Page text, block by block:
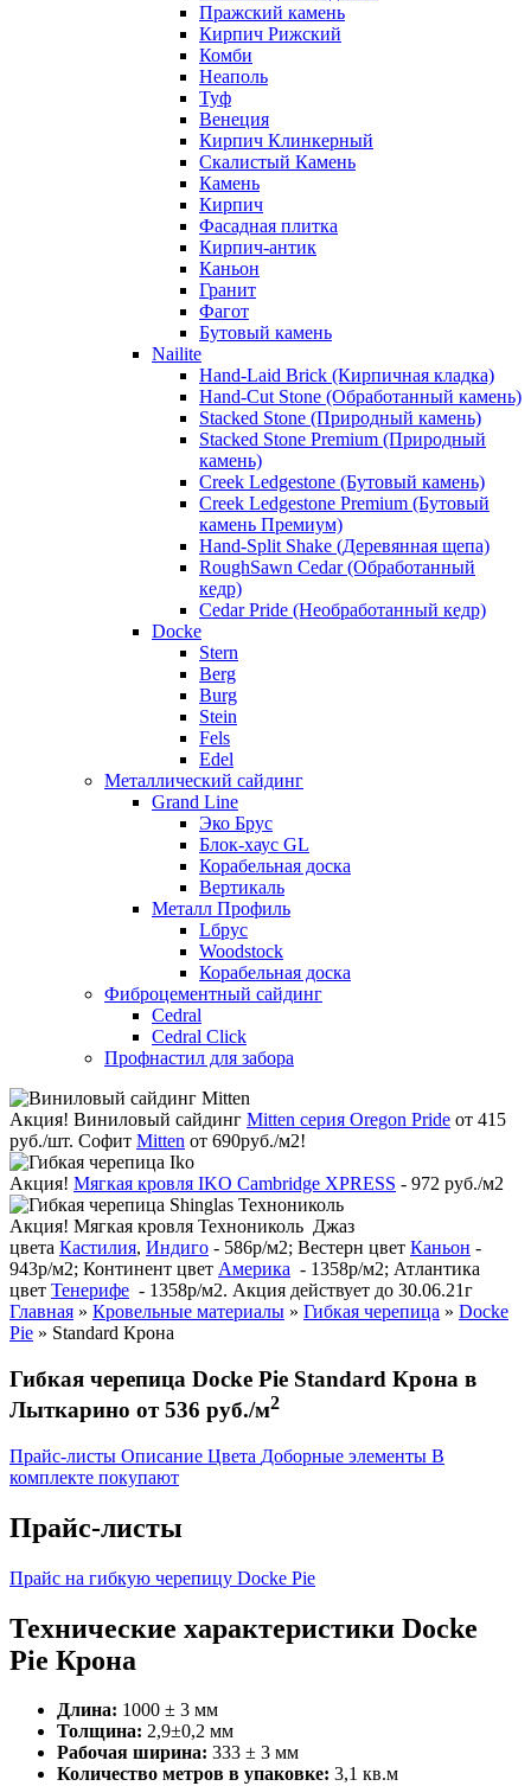
Пражский камень
Кирпич Рижский
Комби
Неаполь
Туф
Венеция
Кирпич Клинкерный
Скалистый Камень
Камень
Кирпич
Фасадная плитка
Кирпич-антик
Каньон
Гранит
Фагот
Бутовый камень
Nailite
Hand-Laid Brick (Кирпичная кладка)
Hand-Cut Stone (Обработанный камень)
Stacked Stone (Природный камень)
Stacked Stone Premium (Природный
камень)
Creek Ledgestone (Бутовый камень)
Creek Ledgestone Premium (Бутовый
камень Премиум)
Hand-Split Shake (Деревянная щепа)
RoughSawn Cedar (Обработанный
кедр)
Cedar Pride (Необработанный кедр)
Docke
Stern
Berg
Burg
Stein
Fels
Edel
Металлический сайдинг
Grand Line
Эко Брус
Блок-хаус GL
Корабельная доска
Вертикаль
Металл Профиль
Lбрус
Woodstock
Корабельная доска
Фиброцементный сайдинг
Cedral
Cedral Click
Профнастил для забора
Акция! Виниловый сайдинг Mitten серия Oregon Pride от 415
руб./шт. Софит Mitten от 690руб./м2!
Акция! Мягкая кровля IKO Cambridge XPRESS - 972 руб./м2
Акция! Мягкая кровля Технониколь Джаз
цвета Кастилия, Индиго - 586р/м2; Вестерн цвет Каньон -
943р/м2; Континент цвет Америка - 1358р/м2; Атлантика
цвет Тенерифе - 1358р/м2. Акция действует до 30.06.21г
Главная » Кровельные материалы » Гибкая черепица » Docke
Pie » Standard Крона
Гибкая черепица Docke Pie Standard Крона в
Лыткарино от 536 руб./м2
Прайс-листы Описание Цвета Доборные элементы В
комплекте покупают
Прайс-листы
Прайс на гибкую черепицу Docke Pie
Технические характеристики Docke
Pie Крона
Длина: 1000 ± 3 мм
Толщина: 2,9±0,2 мм
Рабочая ширина: 333 ± 3 мм
Количество метров в упаковке: 3,1 кв.м